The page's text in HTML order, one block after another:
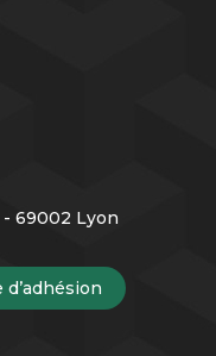
- 69002 Lyon
d’adhésion